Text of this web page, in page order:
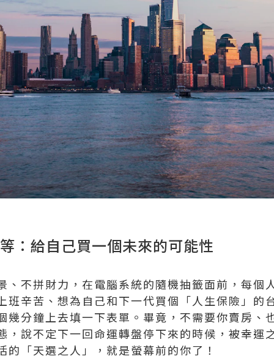
：給自己買一個未來的可能性
、不拼財力，在電腦系統的隨機抽籤面前，每個
班辛苦、想為自己和下一代買個「人生保險」的
幾分鐘上去填一下表單。畢竟，不需要你賣房、
，說不定下一回命運轉盤停下來的時候，被幸運
的「天選之人」，就是螢幕前的你了！